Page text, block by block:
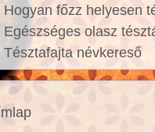
Hogyan főzz helyesen
Egészséges olasz
Tésztafajta névkereső